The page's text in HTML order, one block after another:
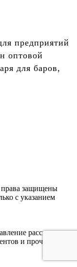
предприятий
оптовой
для баров,
защищены
с указанием
рассылками,
и прочее.